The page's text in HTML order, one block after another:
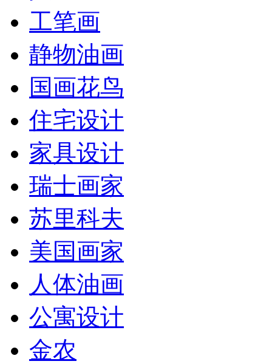
工笔画
静物油画
国画花鸟
住宅设计
家具设计
瑞士画家
苏里科夫
美国画家
人体油画
公寓设计
金农